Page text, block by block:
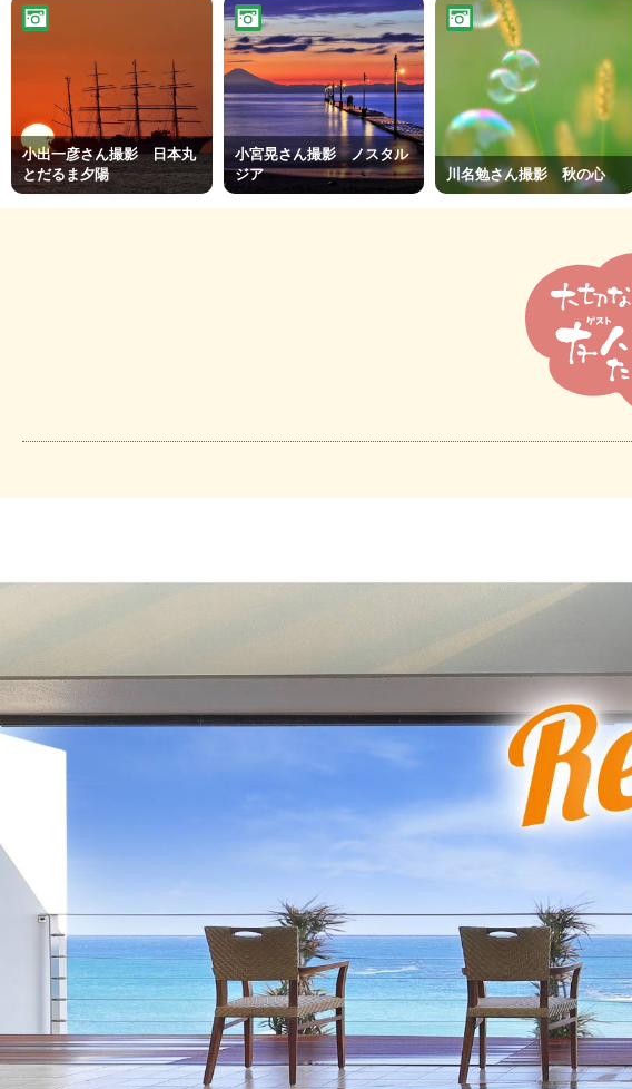
小出一彦さん撮影 日本丸
とだるま夕陽
小宮晃さん撮影 ノスタル
ジア
川名勉さん撮影 秋の心